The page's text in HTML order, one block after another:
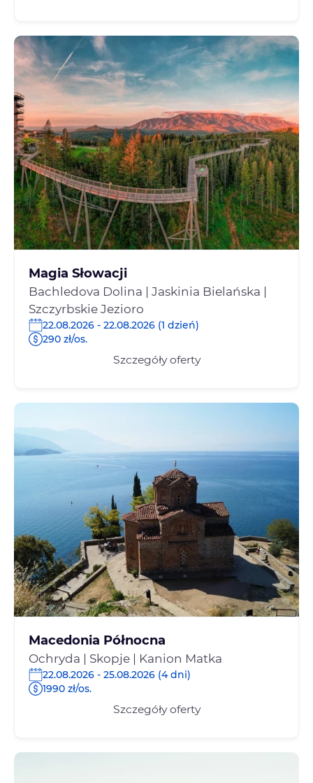
Magia Słowacji
Bachledova Dolina | Jaskinia Bielańska |
Szczyrbskie Jezioro
22.08.2026 - 22.08.2026 (1 dzień)
290 zł/os.
Szczegóły oferty
Macedonia Północna
Ochryda | Skopje | Kanion Matka
22.08.2026 - 25.08.2026 (4 dni)
1990 zł/os.
Szczegóły oferty